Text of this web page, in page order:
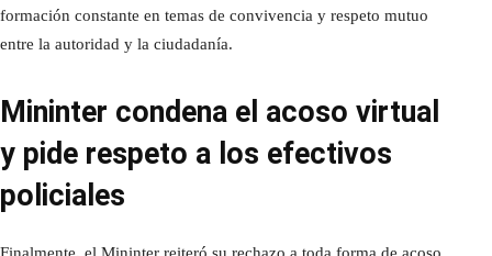
formación constante en temas de convivencia y respeto mutuo
entre la autoridad y la ciudadanía.
Mininter condena el acoso virtual
y pide respeto a los efectivos
policiales
Finalmente, el Mininter reiteró su rechazo a toda forma de acoso